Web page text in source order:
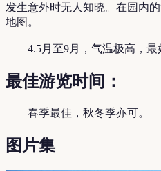
发生意外时无人知晓。在园内的
地图。
4.5月至9月，气温极高，最
最佳游览时间：
春季最佳，秋冬季亦可。
图片集